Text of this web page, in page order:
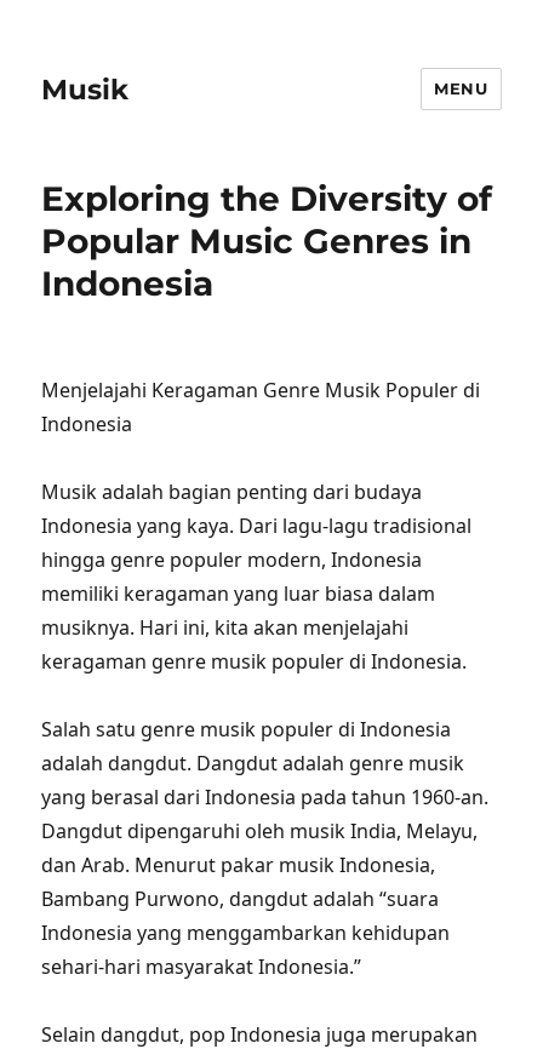
Musik MENU
Exploring the Diversity of
Popular Music Genres in
Indonesia
Menjelajahi Keragaman Genre Musik Populer di
Indonesia
Musik adalah bagian penting dari budaya
Indonesia yang kaya. Dari lagu-lagu tradisional
hingga genre populer modern, Indonesia
memiliki keragaman yang luar biasa dalam
musiknya. Hari ini, kita akan menjelajahi
keragaman genre musik populer di Indonesia.
Salah satu genre musik populer di Indonesia
adalah dangdut. Dangdut adalah genre musik
yang berasal dari Indonesia pada tahun 1960-an.
Dangdut dipengaruhi oleh musik India, Melayu,
dan Arab. Menurut pakar musik Indonesia,
Bambang Purwono, dangdut adalah “suara
Indonesia yang menggambarkan kehidupan
sehari-hari masyarakat Indonesia.”
Selain dangdut, pop Indonesia juga merupakan